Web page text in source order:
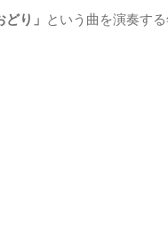
り」 という曲を演奏す